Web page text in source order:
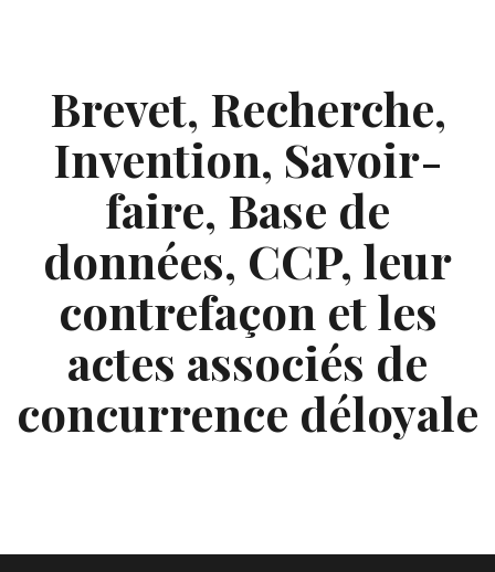
Brevet, Recherche,
Invention, Savoir-
faire, Base de
données, CCP, leur
contrefaçon et les
actes associés de
concurrence déloyale